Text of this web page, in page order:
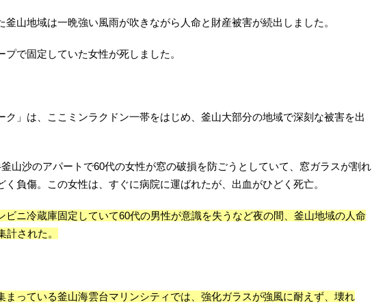
釜山地域は一晩強い風雨が吹きながら人命と財産被害が続出しました。
プで固定していた女性が死しました。
ク」は、ここミンラクドン一帯をはじめ、釜山大部分の地域で深刻な被害を出
山沙のアパートで60代の女性が窓の破損を防ごうとしていて、窓ガラスが割れ
く負傷。この女性は、すぐに病院に運ばれたが、出血がひどく死亡。
ビニ冷蔵庫固定していて60代の男性が意識を失うなど夜の間、釜山地域の人命
計された。
まっている釜山海雲台マリンシティでは、強化ガラスが強風に耐えず、壊れ